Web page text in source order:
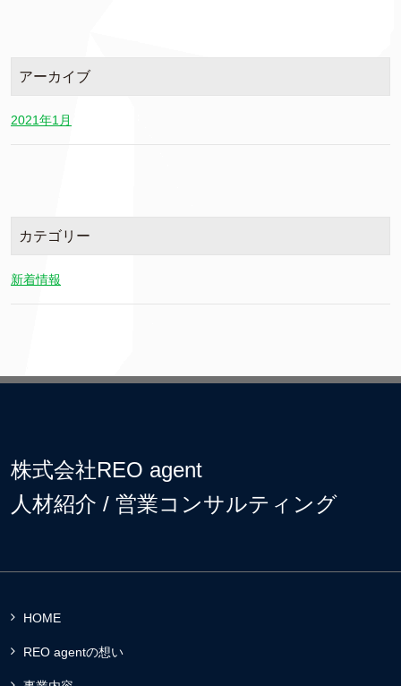
アーカイブ
2021年1月
カテゴリー
新着情報
株式会社REO agent
人材紹介 / 営業コンサルティング
HOME
REO agentの想い